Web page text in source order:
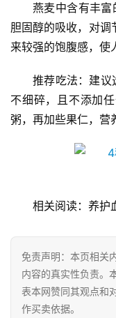
新
闻
财
科
技
经
济
燕麦中含有丰
胆固醇的吸收，对调
来较强的饱腹感，使
推荐吃法：建议
不细碎，且不添加
粥，再加些果仁，营
相关阅读：养护
免责声明：本页相关
内容的真实性负责。
表本网赞同其观点和
作买卖依据。